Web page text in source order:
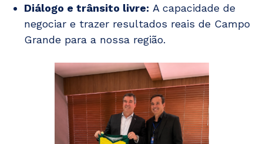
Diálogo e trânsito livre: A capacidade de
negociar e trazer resultados reais de Campo
Grande para a nossa região.